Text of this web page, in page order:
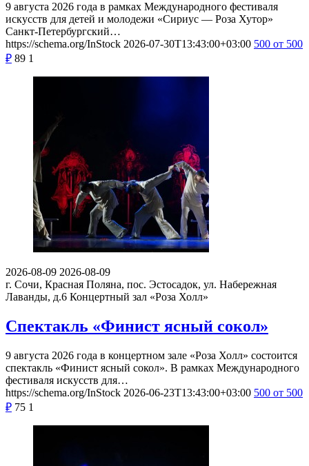
9 августа 2026 года в рамках Международного фестиваля
искусств для детей и молодежи «Сириус — Роза Хутор»
Санкт-Петербургский…
https://schema.org/InStock 2026-07-30T13:43:00+03:00 500 от 500
₽ 89 1
2026-08-09 2026-08-09
г. Сочи, Красная Поляна, пос. Эстосадок, ул. Набережная
Лаванды, д.6 Концертный зал «Роза Холл»
Спектакль «Финист ясный сокол»
9 августа 2026 года в концертном зале «Роза Холл» состоится
спектакль «Финист ясный сокол». В рамках Международного
фестиваля искусств для…
https://schema.org/InStock 2026-06-23T13:43:00+03:00 500 от 500
₽ 75 1